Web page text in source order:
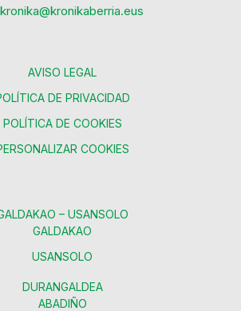
kronika@kronikaberria.eus
AVISO LEGAL
DE PRIVACIDAD
POLÍTICA DE COOKIES
COOKIES
– USANSOLO
GALDAKAO
USANSOLO
DURANGALDEA
ABADIÑO